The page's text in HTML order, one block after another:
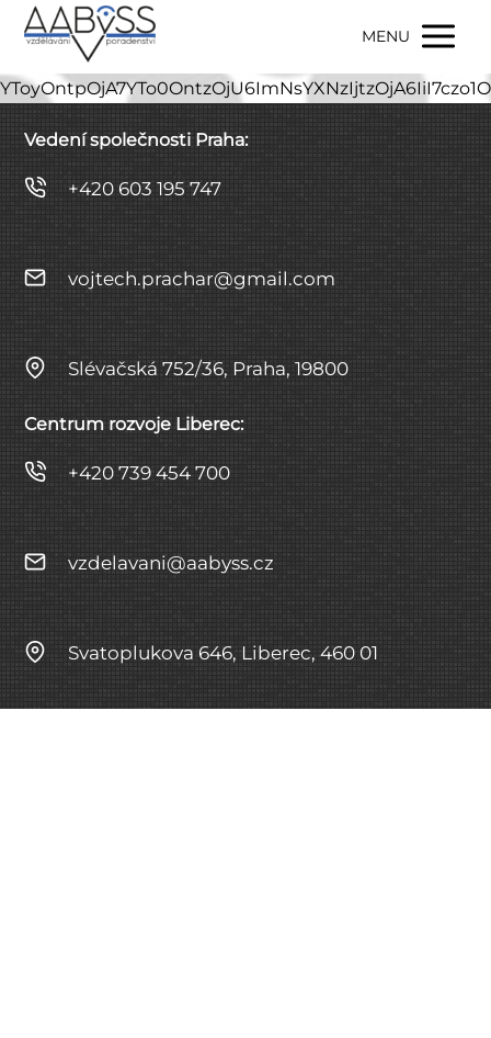
MENU
Vedení společnosti Praha:
+420 603 195 747
vojtech.prachar@gmail.com
Slévačská 752/36, Praha, 19800
Centrum rozvoje Liberec:
+420 739 454 700
vzdelavani@aabyss.cz
Svatoplukova 646, Liberec, 460 01